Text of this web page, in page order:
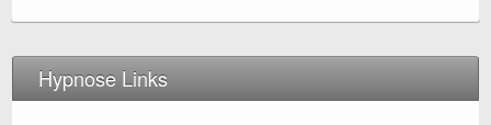
Hypnose Links